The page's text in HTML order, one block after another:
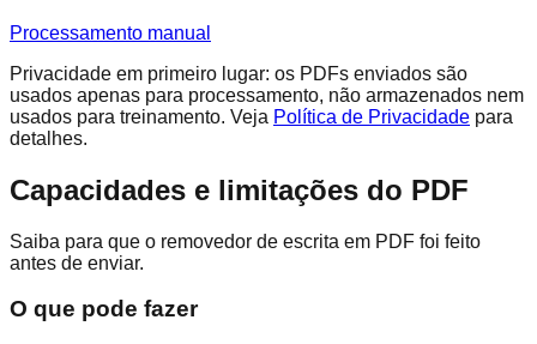
Processamento manual
Privacidade em primeiro lugar: os PDFs enviados são
usados apenas para processamento, não armazenados nem
usados para treinamento. Veja Política de Privacidade para
detalhes.
Capacidades e limitações do PDF
Saiba para que o removedor de escrita em PDF foi feito
antes de enviar.
O que pode fazer